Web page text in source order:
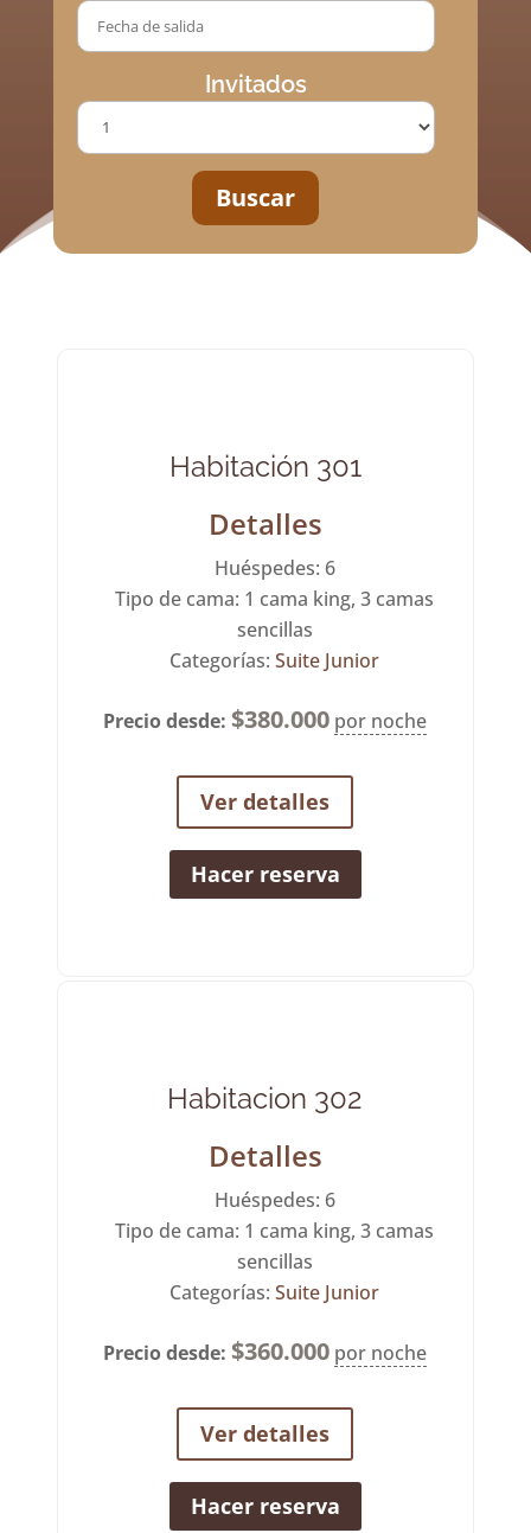
Invitados
Habitación 301
Detalles
Huéspedes: 6
Tipo de cama: 1 cama king, 3 camas
sencillas
Categorías: Suite Junior
Precio desde: $380.000 por noche
Ver detalles
Hacer reserva
Habitacion 302
Detalles
Huéspedes: 6
Tipo de cama: 1 cama king, 3 camas
sencillas
Categorías: Suite Junior
Precio desde: $360.000 por noche
Ver detalles
Hacer reserva